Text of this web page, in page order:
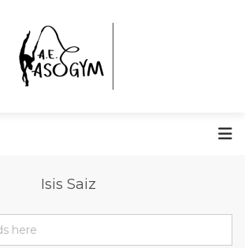
Isis Saiz